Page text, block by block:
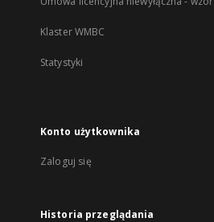
Klaster WMBC
Statystyki
Konto użytkownika
Zaloguj się
Historia przeglądania